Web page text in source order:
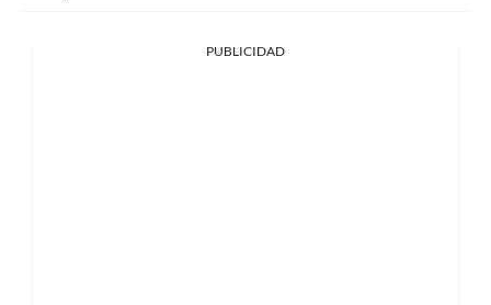
PUBLICIDAD